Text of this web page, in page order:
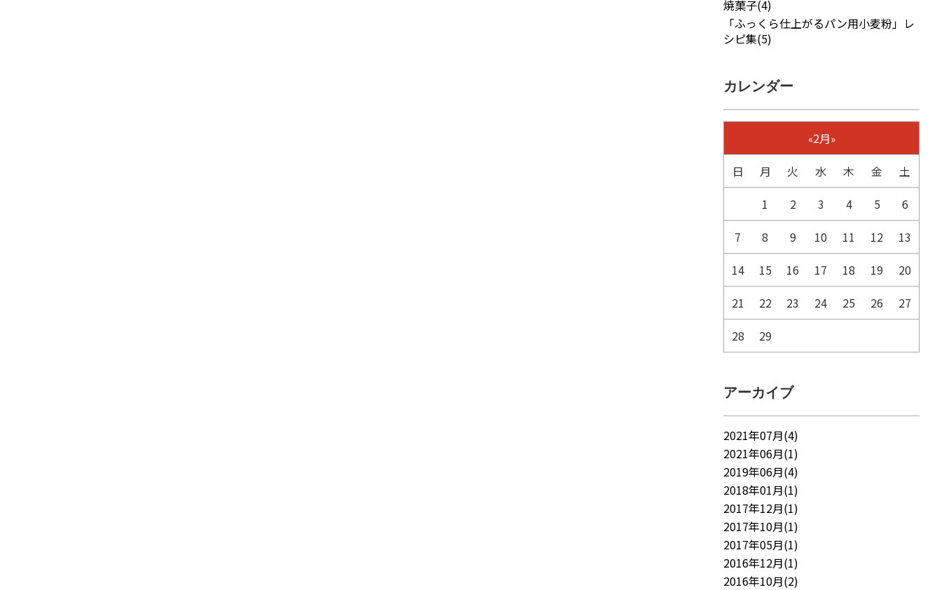
焼菓子(4)
「ふっくら仕上がるパン用小麦粉」レ
シピ集(5)
カレンダー
«2月»
日 月 火 水 木 金
土
1
2 3 4 5
6
7
8 9 10 11 12
13
14
15 16 17 18 19
20
21
22 23 24 25 26
27
28
29
アーカイブ
2021年07月(4)
2021年06月(1)
2019年06月(4)
2018年01月(1)
2017年12月(1)
2017年10月(1)
2017年05月(1)
2016年12月(1)
2016年10月(2)